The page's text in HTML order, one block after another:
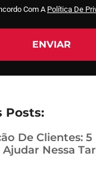
Com A Política De
ENVIAR
Posts:
De Clientes: 5
Ajudar Nessa